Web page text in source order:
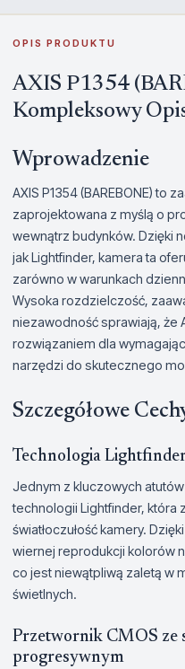
OPIS PRODUKTU
AXIS P1354
Kompleksowy
Wprowadzenie
AXIS P1354 (BAREBONE) to
zaprojektowana z myślą o
wewnątrz budynków. Dzięki
jak Lightfinder, kamera ta
zarówno w warunkach
Wysoka rozdzielczość,
niezawodność sprawiają, że
rozwiązaniem dla
narzędzi do skutecznego
Szczegółowe
Technologia
Jednym z kluczowych
technologii Lightfinder, która
światłoczułość kamery.
wiernej reprodukcji kolorów
co jest niewątpliwą zaletą w
świetlnych.
Przetwornik CMOS ze
progresywnym